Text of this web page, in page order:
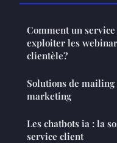
Comment un
exploiter les
clientèle?
Solutions de mailing
marketing
Les chatbots ia : la
service client